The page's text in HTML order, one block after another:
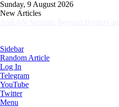
Sunday, 9 August 2026
New Articles
Sidebar
Random Article
Log In
Telegram
YouTube
Twitter
Menu